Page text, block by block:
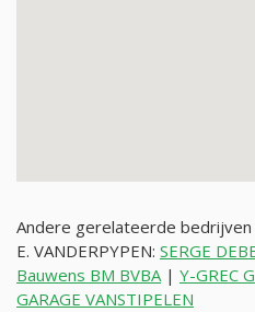
Andere gerelateerde bedrijven
E. VANDERPYPEN: SERGE
Bauwens BM BVBA| Y-GREC
GARAGE VANSTIPELEN